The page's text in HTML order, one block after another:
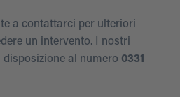
a contattarci per ulteriori
un intervento. I nostri
al numero 0331